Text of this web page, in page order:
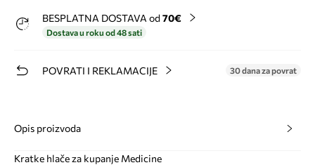
BESPLATNA DOSTAVA od 70€
Dostava u roku od 48 sati
POVRATI I REKLAMACIJE 30 dana za povrat
Opis proizvoda
Kratke hlače za kupanje Medicine